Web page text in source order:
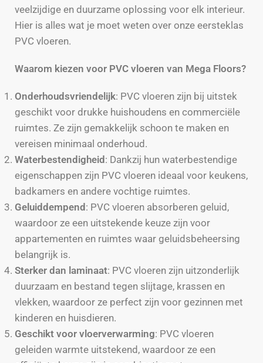
veelzijdige en duurzame oplossing voor elk interieur.
Hier is alles wat je moet weten over onze eersteklas
PVC vloeren.
Waarom kiezen voor PVC vloeren van Mega Floors?
Onderhoudsvriendelijk: PVC vloeren zijn bij uitstek
geschikt voor drukke huishoudens en commerciële
ruimtes. Ze zijn gemakkelijk schoon te maken en
vereisen minimaal onderhoud.
Waterbestendigheid : Dankzij hun waterbestendige
eigenschappen zijn PVC vloeren ideaal voor keukens,
badkamers en andere vochtige ruimtes.
Geluiddempend : PVC vloeren absorberen geluid,
waardoor ze een uitstekende keuze zijn voor
appartementen en ruimtes waar geluidsbeheersing
belangrijk is.
Sterker dan laminaat: PVC vloeren zijn uitzonderlijk
duurzaam en bestand tegen slijtage, krassen en
vlekken, waardoor ze perfect zijn voor gezinnen met
kinderen en huisdieren.
Geschikt voor vloerverwarming: PVC vloeren
geleiden warmte uitstekend, waardoor ze een